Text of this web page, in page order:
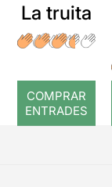
La truita
COMPRAR
ENTRADES